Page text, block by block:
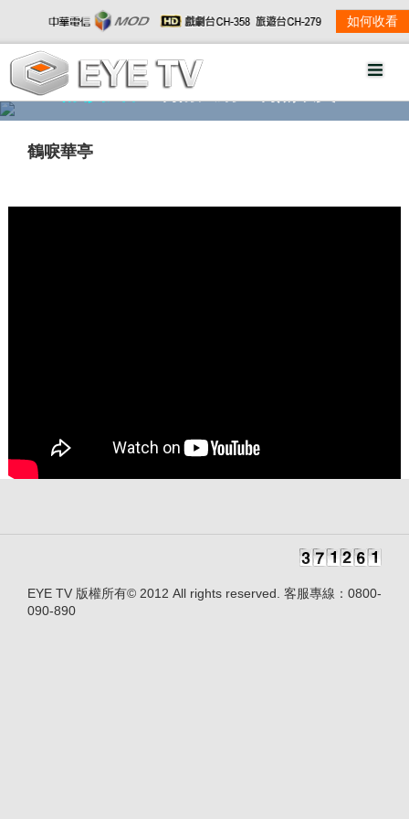
如何收看
精彩影音 劇情大綱
鶴唳華亭
EYE TV 版權所有© 2012 All rights reserved. 客服專線：0800-
090-890